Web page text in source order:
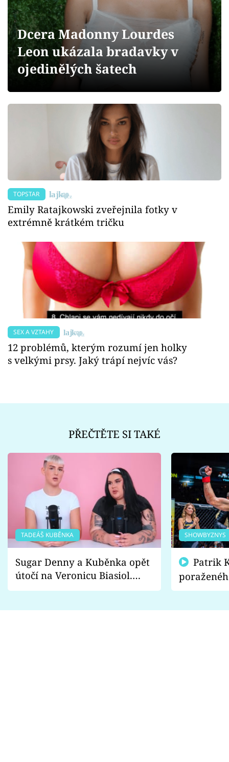
Videa
Sledujte prima+
Dcera Madonny Lourdes
Leon ukázala bradavky v
ojedinělých šatech
TOPSTAR
Emily Ratajkowski zveřejnila fotky v
extrémně krátkém tričku
SEX A VZTAHY
12 problémů, kterým rozumí jen holky
s velkými prsy. Jaký trápí nejvíc vás?
PŘEČTĚTE SI TAKÉ
TADEÁŠ KUBĚNKA
Sugar Denny a Kuběnka opět
útočí na Veronicu Biasiol.
Proč je podle nich falešná a
SHOWBYZNYS
fanoušci